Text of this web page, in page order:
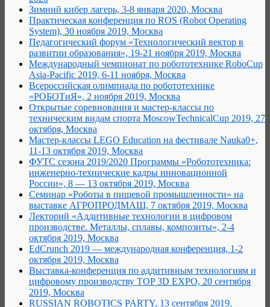
Зимний кибер лагерь, 3-8 января 2020, Москва
Практическая конференция по ROS (Robot Operating
System), 30 ноября 2019, Москва
Педагогический форум «Технологический вектор в
развитии образования», 19-21 ноября 2019, Москва
Международный чемпионат по робототехнике RoboCup
Asia-Pacific 2019, 6-11 ноября, Москва
Всероссийская олимпиада по робототехнике
«РОБОТиЯ», 2 ноября 2019, Москва
Открытые соревнования и мастер-классы по
техническим видам спорта MoscowTechnicalCup 2019, 27
октября, Москва
Мастер-классы LEGO Education на фестивале Nauka0+,
11-13 октября 2019, Москва
ФУТС сезона 2019/2020 Программы «Робототехника:
инженерно-технические кадры инновационной
России», 8 — 13 октября 2019, Москва
Семинар «Роботы в пищевой промышленности» на
выставке АГРОПРОДМАШ, 7 октября 2019, Москва
Лекторий «Аддитивные технологии в цифровом
производстве. Металлы, сплавы, композиты», 2-4
октября 2019, Москва
EdCrunch 2019 — международная конференция, 1-2
октября 2019, Москва
Выставка-конференция по аддитивным технологиям и
цифровому производству TOP 3D EXPO, 20 сентября
2019, Москва
RUSSIAN ROBOTICS PARTY, 13 сентября 2019,